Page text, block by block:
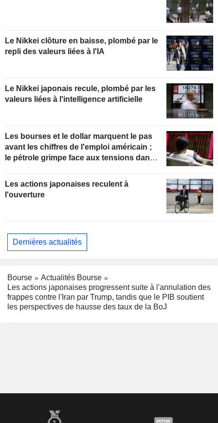
Le Nikkei clôture en baisse, plombé par le
repli des valeurs liées à l'IA
Le Nikkei japonais recule, plombé par les
valeurs liées à l'intelligence artificielle
Les bourses et le dollar marquent le pas
avant les chiffres de l'emploi américain ;
le pétrole grimpe face aux tensions dans
Les actions japonaises reculent à
l'ouverture
Dernières actualités
Bourse
Actualités Bourse
Les actions japonaises progressent suite à l'annulation des
frappes contre l'Iran par Trump, tandis que le PIB soutient
les perspectives de hausse des taux de la BoJ